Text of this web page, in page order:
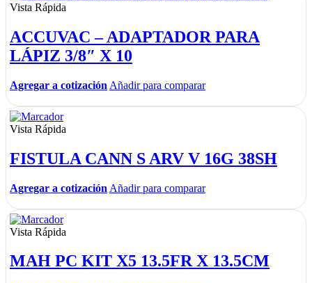
Vista Rápida
ACCUVAC – ADAPTADOR PARA
LÁPIZ 3/8″ X 10
Agregar a cotización Añadir para comparar
Vista Rápida
FISTULA CANN S ARV V 16G 38SH
Agregar a cotización Añadir para comparar
Vista Rápida
MAH PC KIT X5 13.5FR X 13.5CM